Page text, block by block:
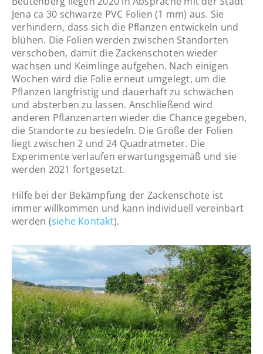
Jena ca 30 schwarze PVC Folien (1 mm) aus. Sie
verhindern, dass sich die Pflanzen entwickeln und
blühen. Die Folien werden zwischen Standorten
verschoben, damit die Zackenschoten wieder
wachsen und Keimlinge aufgehen. Nach einigen
Wochen wird die Folie erneut umgelegt, um die
Pflanzen langfristig und dauerhaft zu schwächen
und absterben zu lassen. Anschließend wird
anderen Pflanzenarten wieder die Chance gegeben,
die Standorte zu besiedeln. Die Größe der Folien
liegt zwischen 2 und 24 Quadratmeter. Die
Experimente verlaufen erwartungsgemäß und sie
werden 2021 fortgesetzt.
Hilfe bei der Bekämpfung der Zackenschote ist
immer willkommen und kann individuell vereinbart
werden (siehe Kontakt).